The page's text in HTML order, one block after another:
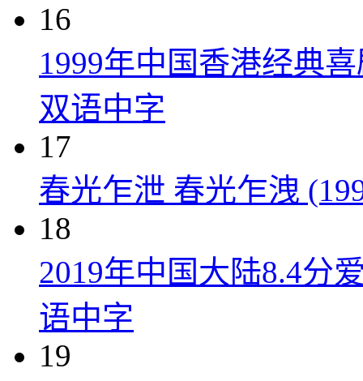
16
1999年中国香港经典
双语中字
17
春光乍泄 春光乍洩
18
2019年中国大陆8.4分
语中字
19